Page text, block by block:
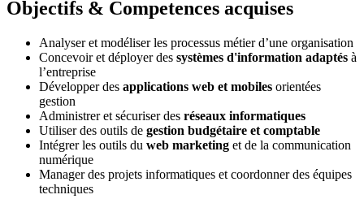
Objectifs & Competences acquises
Analyser et modéliser les processus métier d’une organisation
Concevoir et déployer des systèmes d'information adaptés à
l’entreprise
Développer des applications web et mobiles orientées
gestion
Administrer et sécuriser des réseaux informatiques
Utiliser des outils de gestion budgétaire et comptable
Intégrer les outils du web marketing et de la communication
numérique
Manager des projets informatiques et coordonner des équipes
techniques